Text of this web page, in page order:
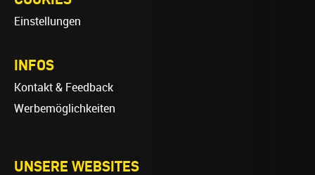
Einstellungen
INFOS
Kontakt & Feedback
Werbemöglichkeiten
UNSERE WEBSITES